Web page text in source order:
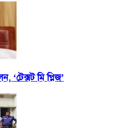
‘টেক্সট মি প্লিজ‎’